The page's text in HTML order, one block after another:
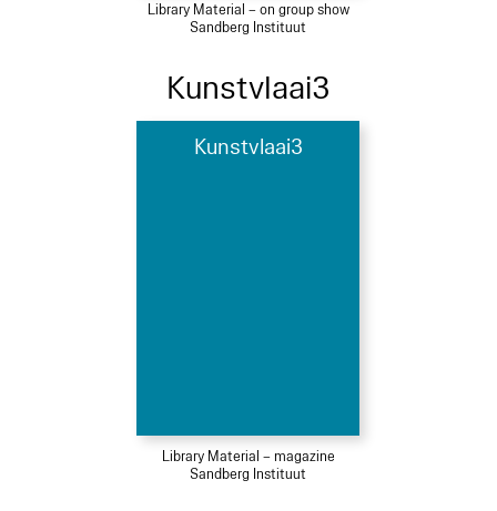
Library Material – on group show
Sandberg Instituut
Kunstvlaai3
Kunstvlaai3
Library Material – magazine
Sandberg Instituut